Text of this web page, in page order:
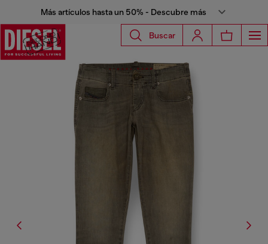
Más artículos hasta un 50% - Descubre más
Buscar